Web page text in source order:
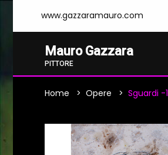
www.gazzaramauro.com
Mauro Gazzara
PITTORE
Home Opere Sguardi -1